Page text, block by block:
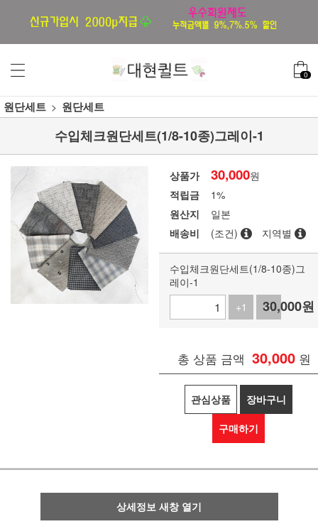
0
원단세트 원단세트
수입체크원단세트(1/8-10종)그레이-1
상품가 30,000원
적립금
1%
원산지
일본
배송비
(조건) 지역별
수입체크원단세트(1/8-10종)그
레이-1
+1
-1
30,000원
총 상품 금액 30,000 원
관심상품 장바구니
구매하기
상세정보 새창 열기